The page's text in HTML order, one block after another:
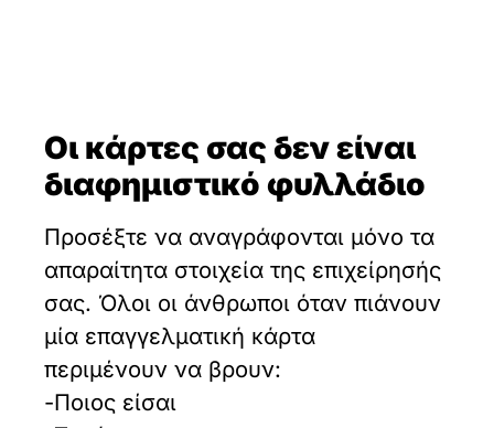
Oι κάρτες σας δεν είναι
διαφημιστικό φυλλάδιο
Προσέξτε να αναγράφονται μόνο τα
απαραίτητα στοιχεία της επιχείρησής
σας. Όλοι οι άνθρωποι όταν πιάνουν
μία επαγγελματική κάρτα
περιμένουν να βρουν:
-Ποιος είσαι